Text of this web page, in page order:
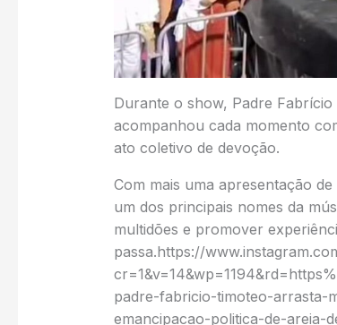
Durante o show, Padre
acompanhou cada momento
ato coletivo de devoção.
Com mais uma apresentação
um dos principais nomes da
multidões e promover
passa.https://
padre-fabricio-timoteo-arrasta-
emancipacao-politica-de-areia-